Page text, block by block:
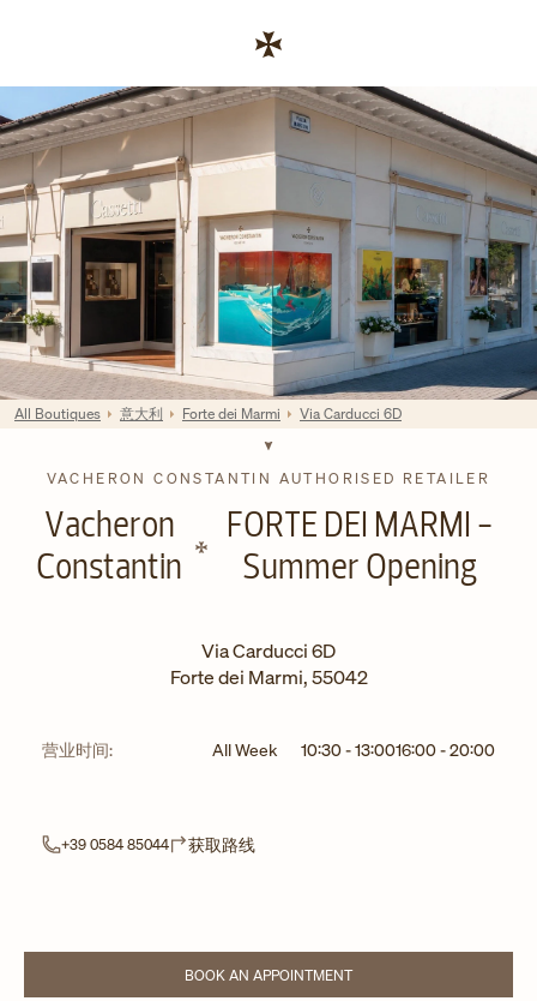
Return to Nav
VACHERON CONSTANTIN AUTHORISED RETAILER
Vacheron
Constantin
FORTE DEI MARMI -
Summer Opening
Via Carducci 6D
Forte dei Marmi,55042
营业时间: All Week 10:30-13:0016:00-20:00
+39 0584 85044 获取路线Link Opens in New Tab
BOOK AN APPOINTMENT
LINK OPENS IN NEW TAB
All Boutiques 意大利 Forte dei Marmi Via Carducci 6D